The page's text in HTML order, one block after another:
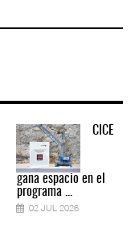
CICE
gana espacio en el
programa ...
02 JUL 2026